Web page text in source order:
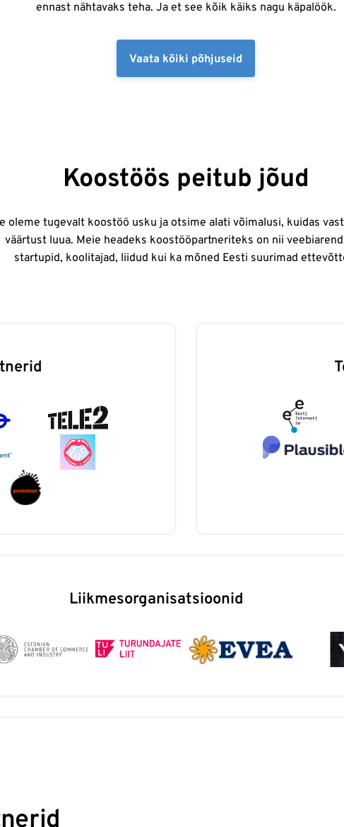
ennast nähtavaks teha. Ja et see kõik käiks nagu käpalöök.
Vaata kõiki põhjuseid
Koostöös peitub jõud
oleme tugevalt koostöö usku ja otsime alati võimalusi, kuidas
väärtust luua. Meie headeks koostööpartneriteks on nii
startupid, koolitajad, liidud kui ka mõned Eesti suurimad
Liikmesorganisatsioonid